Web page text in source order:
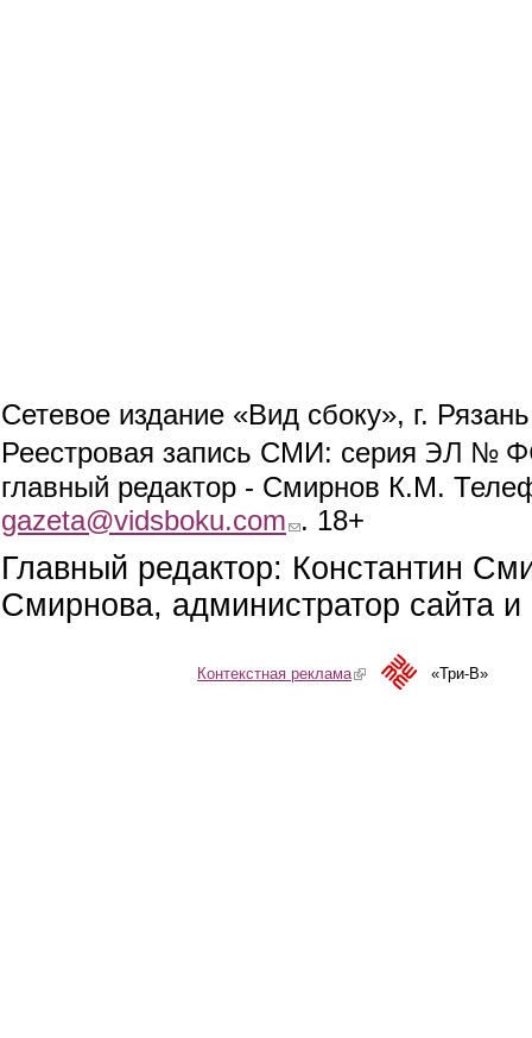
Сетевое издание «Вид сбоку», г.
Реестровая запись СМИ: серия ЭЛ №
главный редактор - Смирнов К.М.
gazeta@vidsboku.com (link sends e-mail)
. 18+
Главный редактор: Константин
Смирнова, администратор сайта
Контекстная реклама(link is external)«Три-В»